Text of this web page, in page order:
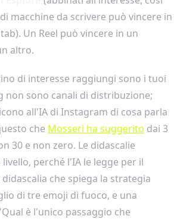
macchine da scrivere può vincere in
Un Reel può vincere in un
altro.
di interesse raggiungi sono i tuoi
non sono canali di distribuzione;
all'IA di Instagram di cosa parla
che Mosseri ha suggerito dai 3
30 e non zero. Le didascalie
perché l'IA le legge per il
che spiega la strategia
di tre emoji di fuoco, e una
è l'unico passaggio che